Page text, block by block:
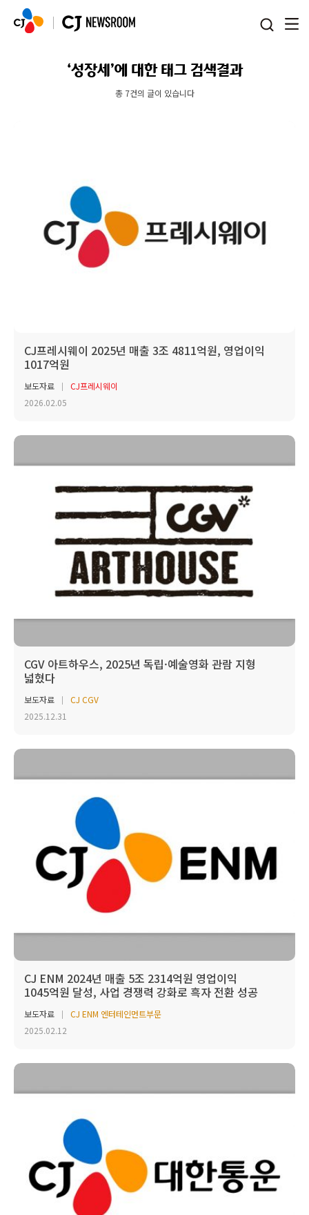
‘성장세’에 대한 태그 검색결과
총 7건의 글이 있습니다
CJ프레시웨이 2025년 매출 3조 4811억원, 영업이익
1017억원
보도자료
CJ프레시웨이
2026.02.05
CGV 아트하우스, 2025년 독립·예술영화 관람 지형
넓혔다
보도자료
CJ CGV
2025.12.31
CJ ENM 2024년 매출 5조 2314억원 영업이익
1045억원 달성, 사업 경쟁력 강화로 흑자 전환 성공
보도자료
CJ ENM 엔터테인먼트부문
2025.02.12